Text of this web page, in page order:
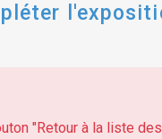
"Retour à la liste